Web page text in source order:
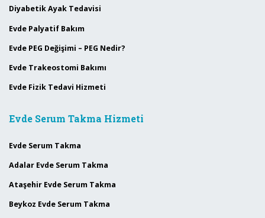
Diyabetik Ayak Tedavisi
Evde Palyatif Bakım
Evde PEG Değişimi – PEG Nedir?
Evde Trakeostomi Bakımı
Evde Fizik Tedavi Hizmeti
Evde Serum Takma Hizmeti
Evde Serum Takma
Adalar Evde Serum Takma
Ataşehir Evde Serum Takma
Beykoz Evde Serum Takma